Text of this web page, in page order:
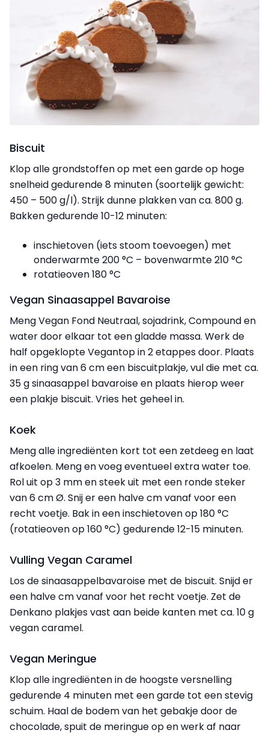
Biscuit
Klop alle grondstoffen op met een garde op hoge
snelheid gedurende 8 minuten (soortelijk gewicht:
450 – 500 g/l). Strijk dunne plakken van ca. 800 g.
Bakken gedurende 10-12 minuten:
inschietoven (iets stoom toevoegen) met
onderwarmte 200 °C – bovenwarmte 210 °C
rotatieoven 180 °C
Vegan Sinaasappel Bavaroise
Meng Vegan Fond Neutraal, sojadrink, Compound en
water door elkaar tot een gladde massa. Werk de
half opgeklopte Vegantop in 2 etappes door. Plaats
in een ring van 6 cm een biscuitplakje, vul die met ca.
35 g sinaasappel bavaroise en plaats hierop weer
een plakje biscuit. Vries het geheel in.
Koek
Meng alle ingrediënten kort tot een zetdeeg en laat
afkoelen. Meng en voeg eventueel extra water toe.
Rol uit op 3 mm en steek uit met een ronde steker
van 6 cm Ø. Snij er een halve cm vanaf voor een
recht voetje. Bak in een inschietoven op 180 °C
(rotatieoven op 160 °C) gedurende 12-15 minuten.
Vulling Vegan Caramel
Los de sinaasappelbavaroise met de biscuit. Snijd er
een halve cm vanaf voor het recht voetje. Zet de
Denkano plakjes vast aan beide kanten met ca. 10 g
vegan caramel.
Vegan Meringue
Klop alle ingrediënten in de hoogste versnelling
gedurende 4 minuten met een garde tot een stevig
schuim. Haal de bodem van het gebakje door de
chocolade, spuit de meringue op en werk af naar